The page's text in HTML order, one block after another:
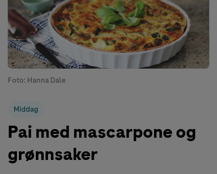
Foto: Hanna Dale
Middag
Pai med mascarpone og
grønnsaker